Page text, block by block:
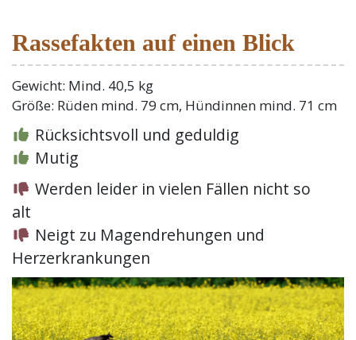
Rassefakten auf einen Blick
Gewicht: Mind. 40,5 kg
Größe: Rüden mind. 79 cm, Hündinnen mind. 71 cm
Rücksichtsvoll und geduldig
Mutig
Werden leider in vielen Fällen nicht so
alt
Neigt zu Magendrehungen und
Herzerkrankungen